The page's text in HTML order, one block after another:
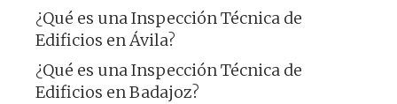
¿Qué es una Inspección Técnica de
Edificios en Ávila?
¿Qué es una Inspección Técnica de
Edificios en Badajoz?